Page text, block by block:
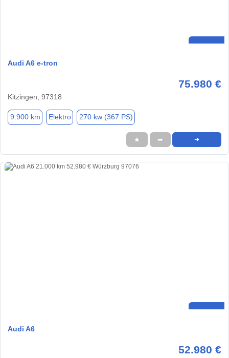
Audi A6 e-tron
75.980 €
Kitzingen, 97318
9.900 km Elektro 270 kw (367 PS)
★ ➦ ➜
Audi A6
52.980 €